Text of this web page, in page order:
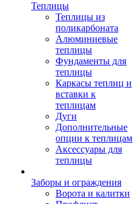
Теплицы
Теплицы из
поликарбоната
Алюминиевые
теплицы
Фундаменты для
теплицы
Каркасы теплиц и
вставки к
теплицам
Дуги
Дополнительные
опции к теплицам
Аксессуары для
теплицы
Заборы и ограждения
Ворота и калитки